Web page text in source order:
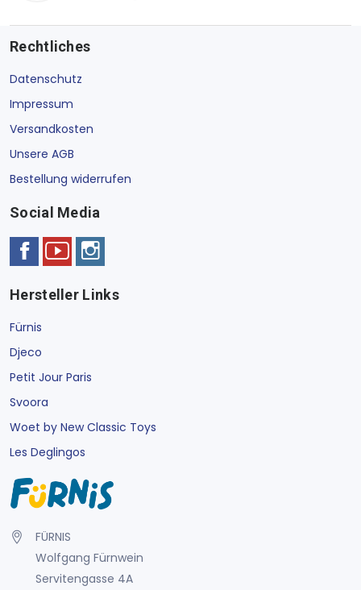
Rechtliches
Datenschutz
Impressum
Versandkosten
Unsere AGB
Bestellung widerrufen
Social Media
Hersteller Links
Fürnis
Djeco
Petit Jour Paris
Svoora
Woet by New Classic Toys
Les Deglingos
FÜRNIS
Wolfgang Fürnwein
Servitengasse 4A